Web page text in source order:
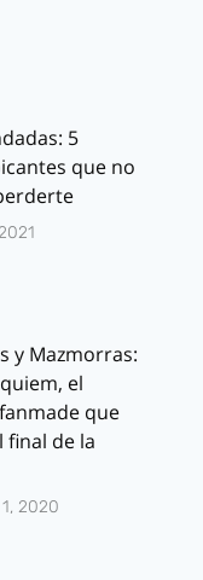
5
que no
y Mazmorras:
el
que
final de la
2020